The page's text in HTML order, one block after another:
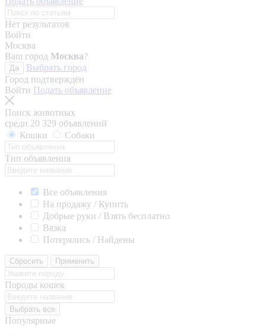
Нет результатов
Войти
Москва
Ваш город Москва?
Да
Выбрать город
Город подтверждён
Войти Подать объявление
Поиск животных
среди 20 329 объявлений
Кошки
Собаки
Тип объявления
Все объявления
На продажу / Купить
Добрые руки / Взять бесплатно
Вязка
Потерялись / Найдены
Сбросить Применить
Породы кошек
Выбрать все
Популярные